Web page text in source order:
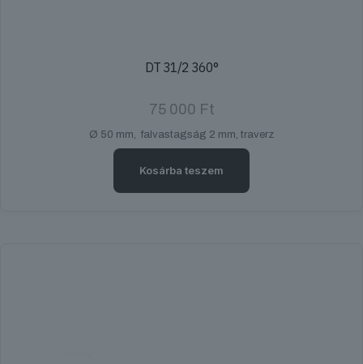
DT 31/2 360°
75 000 Ft
Ø 50 mm, falvastagság 2 mm, traverz
Kosárba teszem